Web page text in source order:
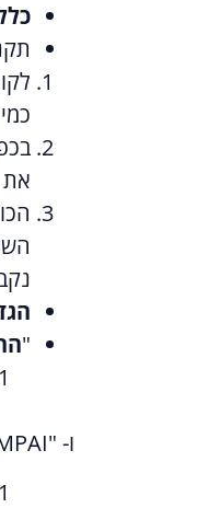
את
"
ו- "CHI-CHI"